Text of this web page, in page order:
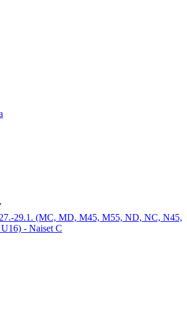
29.1. (MC, MD, M45, M55, ND, NC, N45,
- Naiset C